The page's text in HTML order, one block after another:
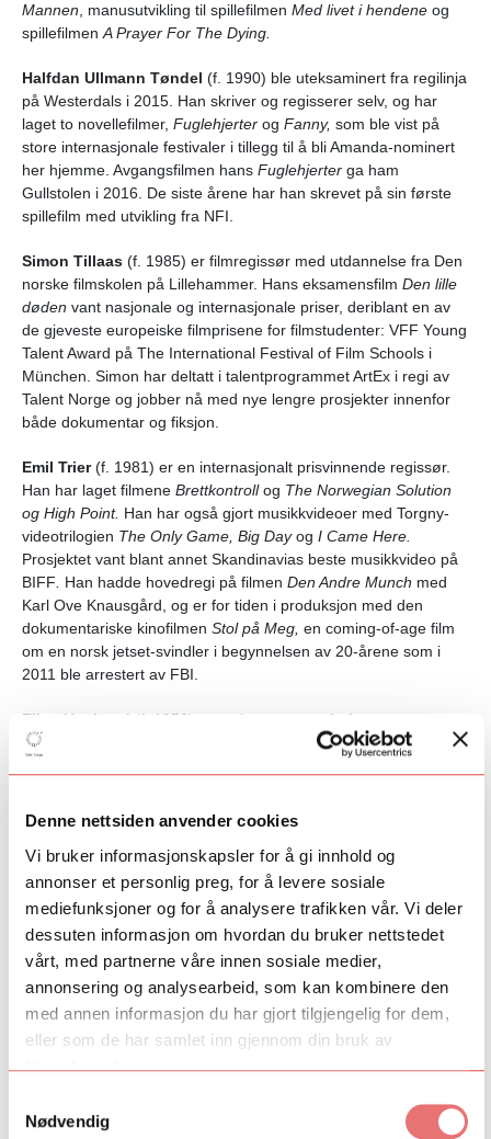
Denne nettsiden anvender cookies
Vi bruker informasjonskapsler for å gi innhold og
annonser et personlig preg, for å levere sosiale
mediefunksjoner og for å analysere trafikken vår. Vi deler
dessuten informasjon om hvordan du bruker nettstedet
vårt, med partnerne våre innen sosiale medier,
annonsering og analysearbeid, som kan kombinere den
med annen informasjon du har gjort tilgjengelig for dem,
eller som de har samlet inn gjennom din bruk av
tjenestene deres.
Nødvendig
Mannen, manusutvikling til spillefilmen Med livet i hendene og
spillefilmenA Prayer For The Dying.
Halfdan Ullmann Tøndel (f. 1990) ble uteksaminert fra regilinja
på Westerdals i 2015. Han skriver og regisserer selv, og har
laget to novellefilmer, Fuglehjerter og Fanny, som ble vist på
store internasjonale festivaler i tillegg til å bli Amanda-nominert
her hjemme. Avgangsfilmen hans Fuglehjerter ga ham
Gullstolen i 2016. De siste årene har han skrevet på sin første
spillefilm med utvikling fra NFI.
Simon Tillaas (f. 1985) er filmregissør med utdannelse fra Den
norske filmskolen på Lillehammer. Hans eksamensfilm Den lille
døden vant nasjonale og internasjonale priser, deriblant en av
de gjeveste europeiske filmprisene for filmstudenter: VFF Young
Talent Award på The International Festival of Film Schools i
München. Simon har deltatt i talentprogrammet ArtEx i regi av
Talent Norge og jobber nå med nye lengre prosjekter innenfor
både dokumentar og fiksjon.
Emil Trier(f. 1981) er en internasjonalt prisvinnende regissør.
Han har laget filmene Brettkontrollog The Norwegian Solution
og High Point. Han har også gjort musikkvideoer med Torgny-
videotrilogien The Only Game, Big Dayog I Came Here.
Prosjektet vant blant annet Skandinavias beste musikkvideo på
BIFF. Han hadde hovedregi på filmen Den Andre Munch med
Karl Ove Knausgård, og er for tiden i produksjon med den
dokumentariske kinofilmen Stol på Meg, en coming-of-age film
om en norsk jetset-svindler i begynnelsen av 20-årene som i
2011 ble arrestert av FBI.
Ellen Ugelstad (f. 1973) er regissør, manusforfatter og
produsent, utdannet fra California. Filmene hennes strekker seg
2012. De siste årene har hun søkt seg videre mot hybride og
Møterommetsom vant Dramatikerforbundets pris for beste
manus. I hybridfilmenMaking Sense Together(2018)
undersøkes forholdet mellom makt og avmakt i psykiatrien og
filmen ble lansert under Oslo Pix i 2018.
Den Grønne dalen
hadde premiere under kortfilmfestivalen i Grimstad samme år
og mottok Gullstolen for beste film.
Les mer om de16 andre talentene i Filmskapere.